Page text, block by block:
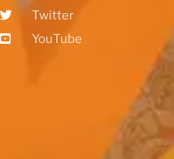
Twitter
YouTube